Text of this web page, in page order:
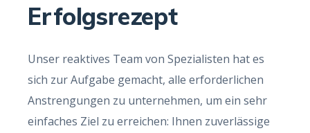
Erfolgsrezept
Unser reaktives Team von Spezialisten hat es
sich zur Aufgabe gemacht, alle erforderlichen
Anstrengungen zu unternehmen, um ein sehr
einfaches Ziel zu erreichen: Ihnen zuverlässige